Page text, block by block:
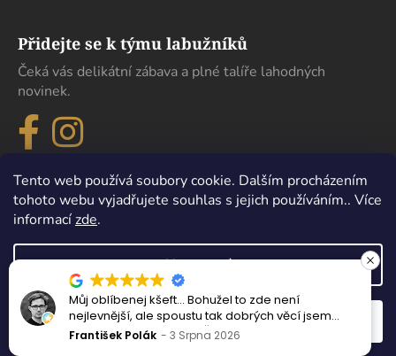
Tento web používá soubory cookie. Dalším procházením
tohoto webu vyjadřujete souhlas s jejich používáním.. Více
informacízde.
Nastavení
Odmítnout Souhlasím
Přidejte se k týmu labužníků
Čeká vás delikátní zábava a plné talíře lahodných
novinek.
Vytvořil Shoptet
Copyright 2026eDelikatesy. Všechna práva vyhrazena.
Upravit nastavení cookies
oblíbenej kšeft… Bohužel to zde není
ale spoustu tak dobrých věcí jsem
ani v samotném Španělsku.
Polák 3 Srpna 2026